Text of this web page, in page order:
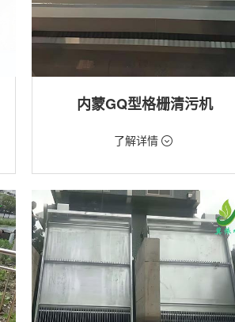
内蒙GQ型格栅清污机
价格：1899元/台
机
用途：泵站,污水处理,水电站,自来水厂,给排水
工程
了解详情